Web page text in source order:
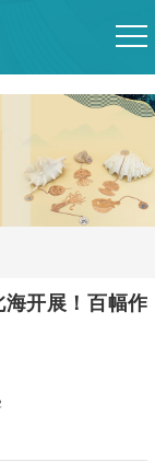
海开展！百幅作